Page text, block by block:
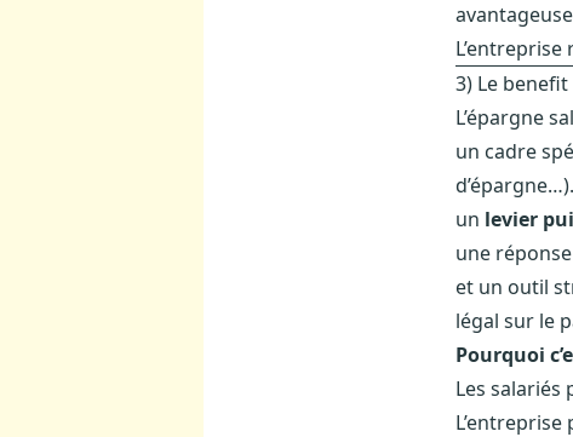
3) Le
L’épargne
un cadre
un levier
une
et un outil
légal sur le
Pourquoi
Les salariés